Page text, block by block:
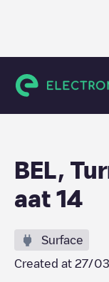
Turnhout
BEL,
aat 14
Surface
Created at 27/